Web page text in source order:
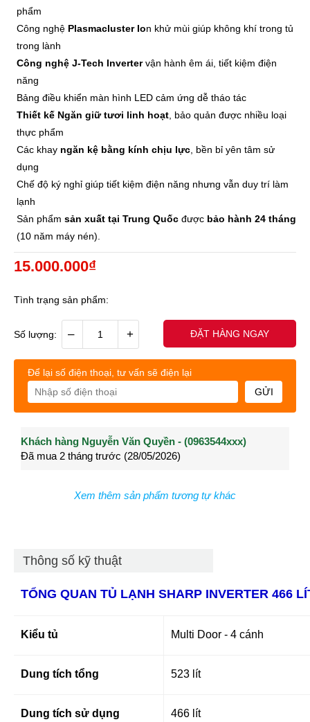
phẩm
Công nghệ Plasmacluster Ion khử mùi giúp không khí trong tủ
trong lành
Công nghệ J-Tech Invertervận hành êm ái, tiết kiệm điện
năng
Bảng điều khiển màn hình LED cảm ứng dễ tháo tác
Thiết kế Ngăn giữ tươi linh hoạt , bảo quản được nhiều loại
thực phẩm
Các khay ngăn kệ bằng kính chịu lực , bền bỉ yên tâm sử
dụng
Chế độ ký nghỉ giúp tiết kiệm điện năng nhưng vẫn duy trí làm
lạnh
Sản phẩm sản xuất tại Trung Quốc được bảo hành 24 tháng
(10 năm máy nén).
15.000.000₫
Tình trạng sản phẩm:
Số lượng: – + ĐẶT HÀNG NGAY
Để lại số điện thoại, tư vấn sẽ điện lại
GỬI
Khách hàng Nguyễn Văn Quyền - (0963544xxx)
Đã mua 2 tháng trước (28/05/2026)
Khách hàng Nguyễn Thành Long - (0902021xxx)
Đã mua 3 tháng trước (27/04/2026)
Xem thêm sản phẩm tương tự khác
Thông số kỹ thuật
TỔNG QUAN TỦ LẠNH SHARP INVERTER 466
Kiểu tủ Multi Door - 4 cánh
Dung tích tổng 523 lít
Dung tích sử dụng 466 lít